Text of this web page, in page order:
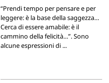
“Prendi tempo per pensare e per
leggere: è la base della saggezza…
Cerca di essere amabile: è il
cammino della felicità…”. Sono
alcune espressioni di ...